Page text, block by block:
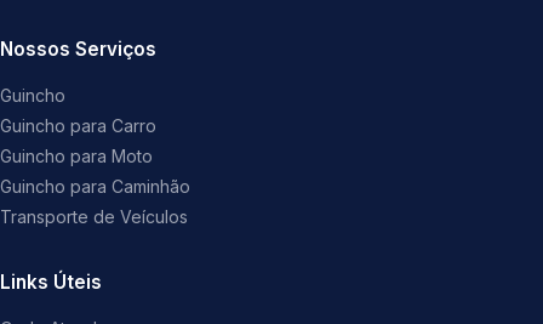
Nossos Serviços
Guincho
Guincho para Carro
Guincho para Moto
Guincho para Caminhão
Transporte de Veículos
Links Úteis